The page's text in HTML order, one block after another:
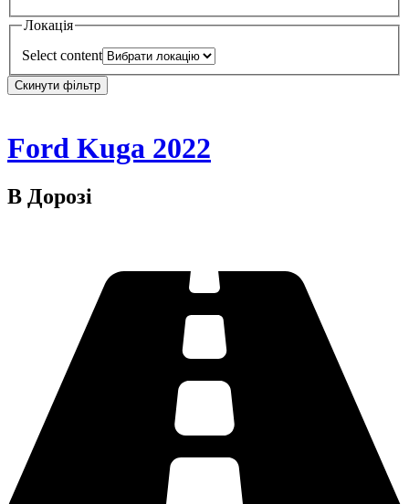
Локація
Select content
Скинути фільтр
Ford Kuga 2022
В Дорозі